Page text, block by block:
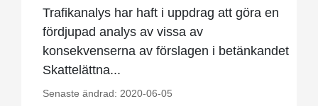
Trafikanalys har haft i uppdrag att göra en
fördjupad analys av vissa av
konsekvenserna av förslagen i betänkandet
Skattelättna...
Senaste ändrad: 2020-06-05